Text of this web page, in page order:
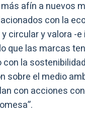
afín a nuevos
con la
circular y valora -
que las marcas
la
sobre el medio
con acciones